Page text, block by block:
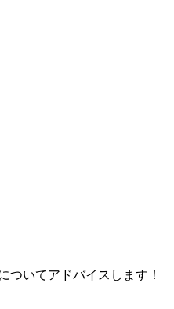
いてアドバイスします！